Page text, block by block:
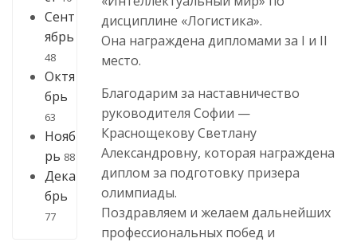
Сент
ябрь
48
Октя
брь
63
Нояб
рь 88
Дека
брь
77
дисциплине «Логистика».
Она награждена дипломами за I и II
место.
Благодарим за наставничество
руководителя Софии —
Краснощекову Светлану
Александровну, которая награждена
диплом за подготовку призера
олимпиады.
Поздравляем и желаем дальнейших
профессиональных побед и